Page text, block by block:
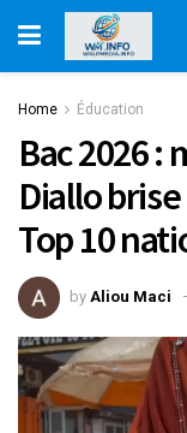
Home Éducation
Bac 2026
Diallo
Top 10
by Aliou Maci